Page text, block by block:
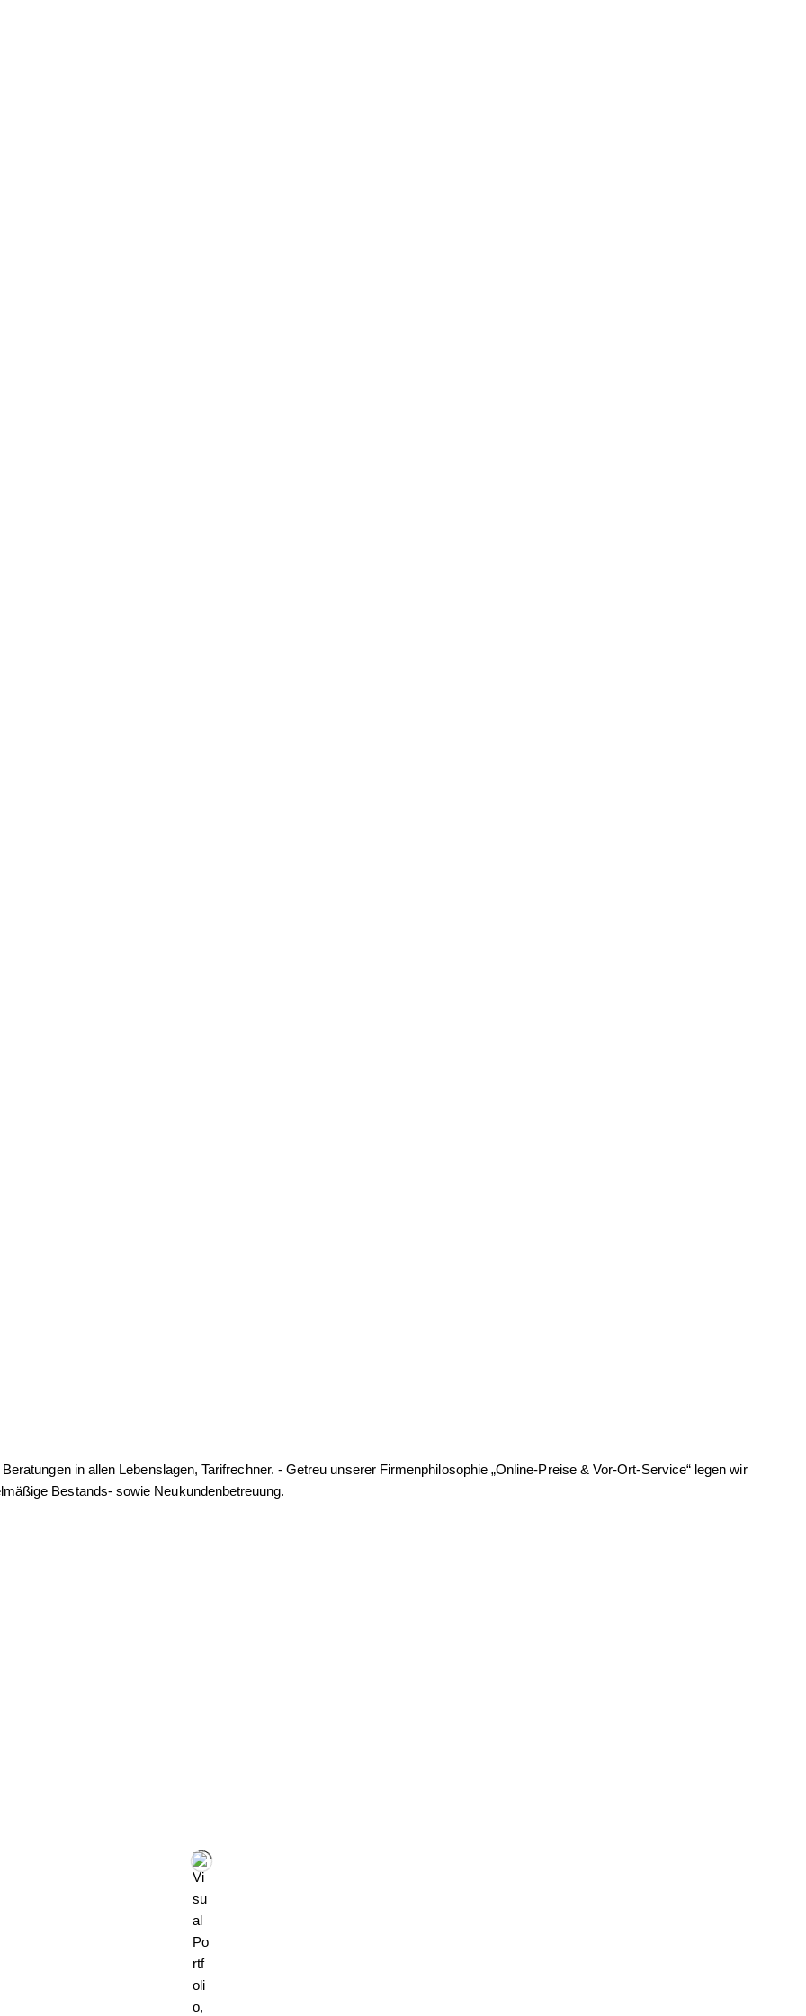
in allen Lebenslagen, Tarifrechner. - Getreu unserer Firmenphilosophie „Online-Preise & Vor-Ort-Service“ legen wir
Bestands- sowie Neukundenbetreuung.